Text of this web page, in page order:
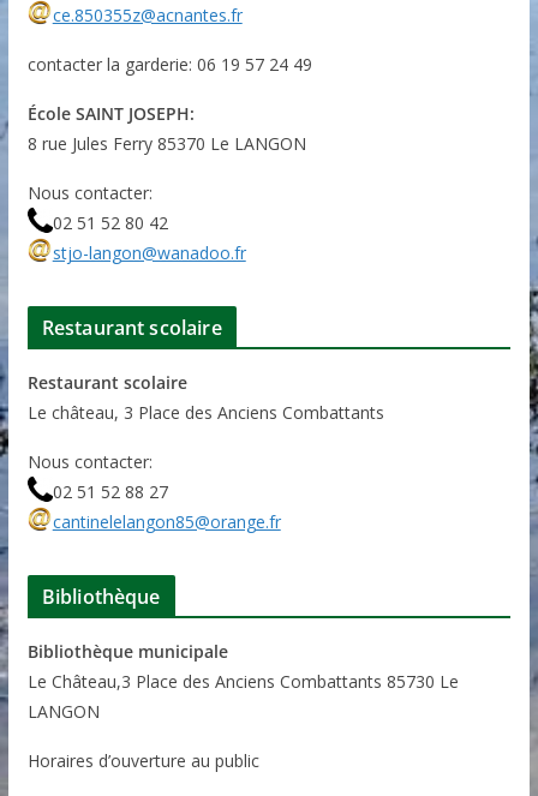
ce.850355z@acnantes.fr
contacter la garderie: 06 19 57 24 49
École SAINT JOSEPH:
8 rue Jules Ferry 85370 Le LANGON
Nous contacter:
02 51 52 80 42
stjo-langon@wanadoo.fr
Restaurant scolaire
Restaurant scolaire
Le château, 3 Place des Anciens Combattants
Nous contacter:
02 51 52 88 27
cantinelelangon85@orange.fr
Bibliothèque
Bibliothèque municipale
Le Château,3 Place des Anciens Combattants 85730 Le
LANGON
Horaires d’ouverture au public